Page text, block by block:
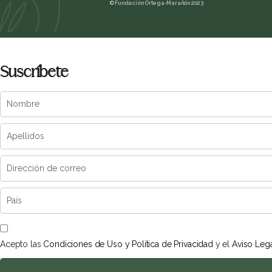
© Fundación Ortega-Marañón 2023
Suscríbete
Acepto las Condiciones de Uso y Política de Privacidad y elAviso